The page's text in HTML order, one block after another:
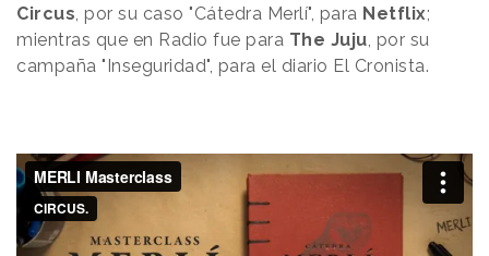
Circus, por su caso "Cátedra Merlí", para Netflix;
mientras que en Radio fue para The Juju, por su
campaña "Inseguridad", para el diario El Cronista.